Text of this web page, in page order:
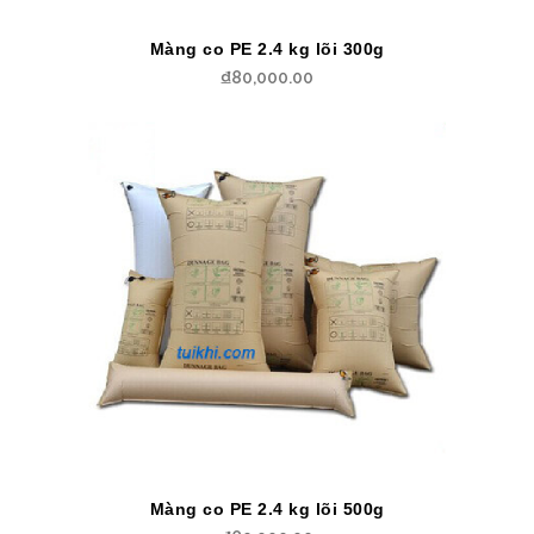
Màng co PE 2.4 kg lõi 300g
₫80,000.00
Màng co PE 2.4 kg lõi 500g